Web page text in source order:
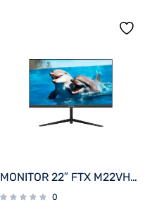
MONITOR 22″ FTX M22VHDFML FHD VGA/HDMI/75HZ/1MS/VA/BIVOLT BORDE INFINITO
0